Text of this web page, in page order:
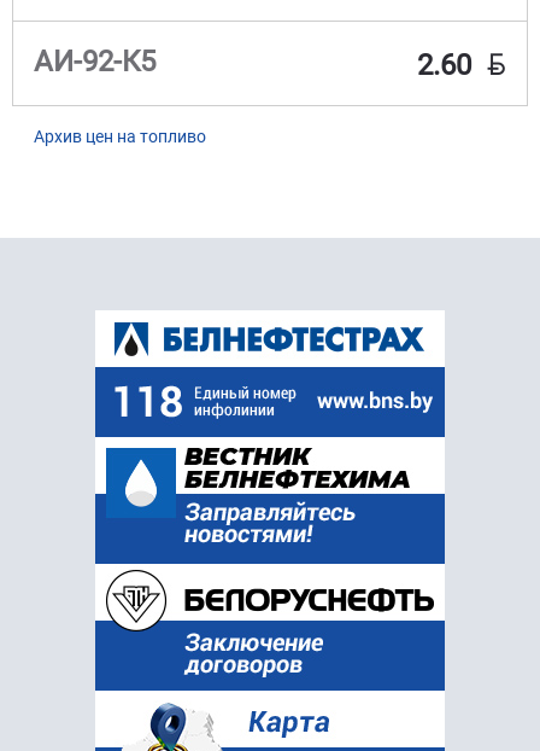
АИ-92-К5 2.60 BYN
Архив цен на топливо